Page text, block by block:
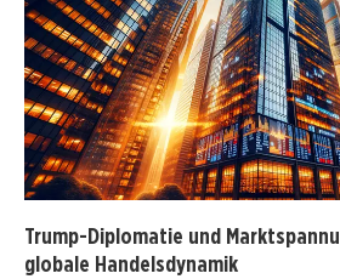
Trump-Diplomatie und
globale Handelsdynamik